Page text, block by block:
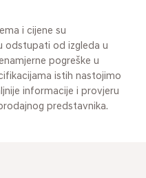
i cijene su
odstupati od izgleda u
pogreške u
istih nastojimo
informacije i provjeru
predstavnika.